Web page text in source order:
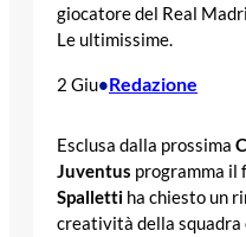
giocatore del Real
Le ultimissime.
2 Giu•Redazione
Esclusa dalla prossima
Juventus programma il
Spalletti ha chiesto un
creatività della squadra